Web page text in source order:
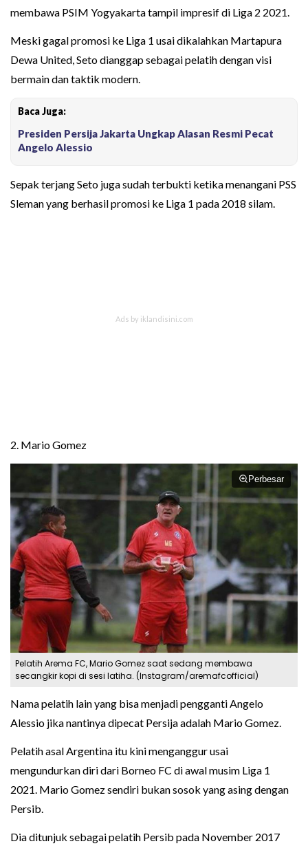
membawa PSIM Yogyakarta tampil impresif di Liga 2 2021.
Meski gagal promosi ke Liga 1 usai dikalahkan Martapura
Dewa United, Seto dianggap sebagai pelatih dengan visi
bermain dan taktik modern.
Baca Juga:
Presiden Persija Jakarta Ungkap Alasan Resmi Pecat
Angelo Alessio
Sepak terjang Seto juga sudah terbukti ketika menangani PSS
Sleman yang berhasil promosi ke Liga 1 pada 2018 silam.
2. Mario Gomez
Perbesar
Pelatih Arema FC, Mario Gomez saat sedang membawa
secangkir kopi di sesi latiha. (Instagram/aremafcofficial)
Nama pelatih lain yang bisa menjadi pengganti Angelo
Alessio jika nantinya dipecat Persija adalah Mario Gomez.
Pelatih asal Argentina itu kini menganggur usai
mengundurkan diri dari Borneo FC di awal musim Liga 1
2021. Mario Gomez sendiri bukan sosok yang asing dengan
Persib.
Dia ditunjuk sebagai pelatih Persib pada November 2017